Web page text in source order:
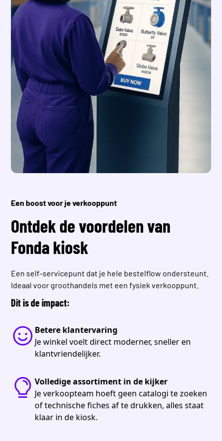
Een boost voor je verkooppunt
Ontdek de voordelen van
Fonda kiosk
Een self‑servicepunt dat je hele bestelflow ondersteunt.
Ideaal voor groothandels met een fysiek verkooppunt.
Dit is de impact:
Betere klantervaring
Je winkel voelt direct moderner, sneller en
klantvriendelijker.
Volledige assortiment in de kijker
Je verkoopteam hoeft geen catalogi te zoeken
of technische fiches af te drukken, alles staat
klaar in de kiosk.